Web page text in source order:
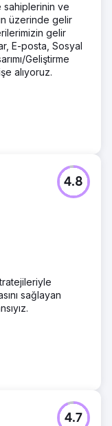
sahiplerinin ve
üzerinde gelir
gelir
E-posta, Sosyal
Geliştirme
alıyoruz.
4.8
sağlayan
4.7